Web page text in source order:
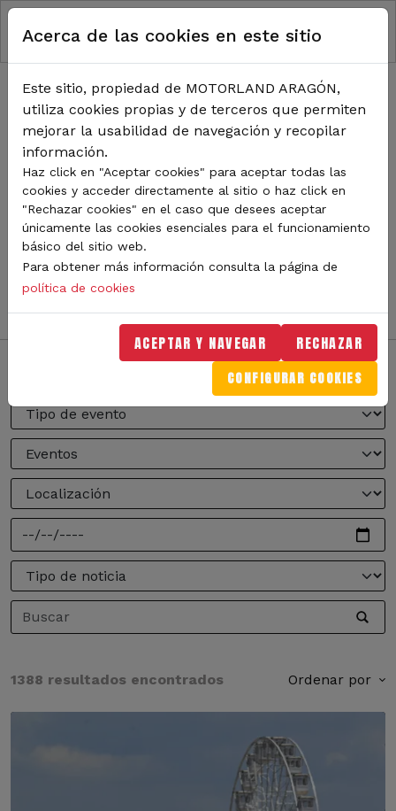
Pasar al contenido principal
RUTA DE NAVEGACIÓN
Inicio Noticias
TODA LA ACTUALIDAD DE
MOTORLAND
Sigue de cerca todas las novedades de MotorLand
Aragón. Aquí encontrarás noticias sobre eventos,
competiciones, pilotos, novedades del circuito y
mucho más. Filtra por categoría o tipo de contenido y
no te pierdas nada del mundo del motor.
1388 resultados encontrados Ordenar por
Acerca de las cookies en este sitio
Este sitio, propiedad de MOTORLAND ARAGÓN,
utiliza cookies propias y de terceros que permiten
mejorar la usabilidad de navegación y recopilar
información.
Haz click en "Aceptar cookies" para aceptar todas las
cookies y acceder directamente al sitio o haz click en
"Rechazar cookies" en el caso que desees aceptar
únicamente las cookies esenciales para el funcionamiento
básico del sitio web.
Para obtener más información consulta la página de
política de cookies
ACEPTAR Y NAVEGAR RECHAZAR
CONFIGURAR COOKIES